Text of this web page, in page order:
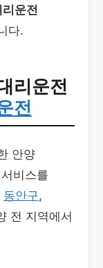
운전
다.
리운전
전
안양
비스를
동안구,
전 지역에서